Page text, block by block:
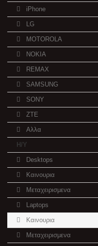
iPhone
LG
MOTOROLA
NOKIA
REMAX
SAMSUNG
SONY
ZTE
Αλλα
Η/Υ
Desktops
Καινουρια
Μεταχειρισμενα
Laptops
Καινουρια
Μεταχειρισμενα